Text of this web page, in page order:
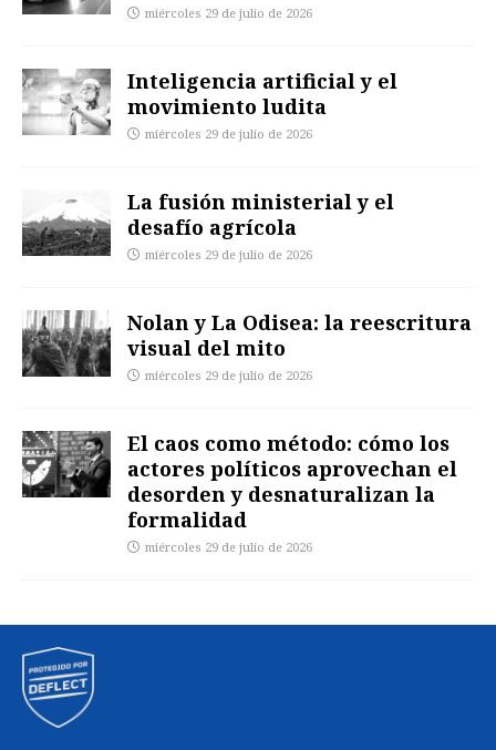
miércoles 29 de julio de 2026
Inteligencia artificial y el
movimiento ludita
miércoles 29 de julio de 2026
La fusión ministerial y el
desafío agrícola
miércoles 29 de julio de 2026
Nolan y La Odisea: la reescritura
visual del mito
miércoles 29 de julio de 2026
El caos como método: cómo los
actores políticos aprovechan el
desorden y desnaturalizan la
formalidad
miércoles 29 de julio de 2026